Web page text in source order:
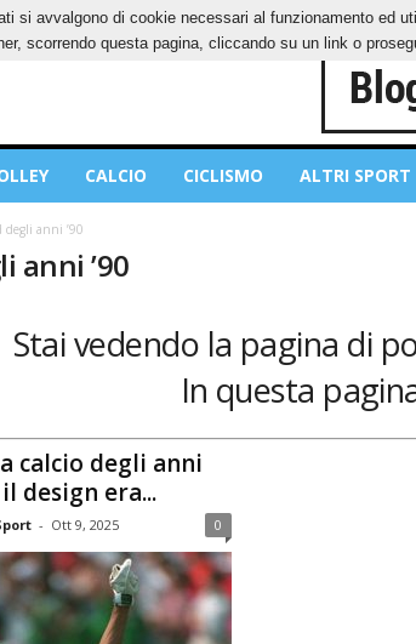
CONTATTI COOKIES PRIVACY POLICY
CALCIO CICLISMO ALTRI SPORT
degli anni ’90
anni ’90
Stai vedendo la pagina di
In questa
calcio degli anni
design era...
- Ott 9, 2025 0
si avvalgono di cookie necessari al funzionamento ed
scorrendo questa pagina, cliccando su un link o